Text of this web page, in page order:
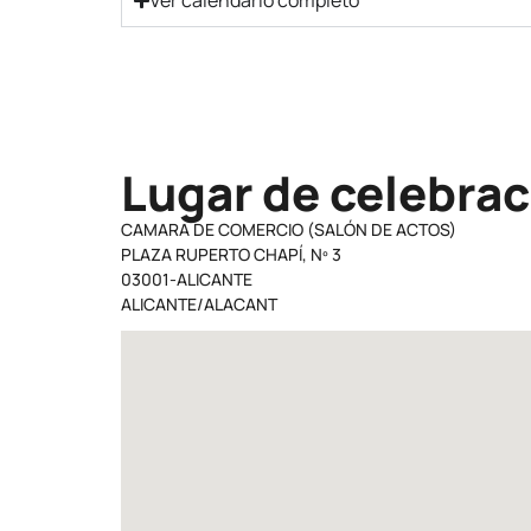
Lugar de
CAMARA DE COMERCIO (SALÓN DE ACTOS)
PLAZA RUPERTO CHAPÍ, Nº 3
03001-ALICANTE
ALICANTE/ALACANT